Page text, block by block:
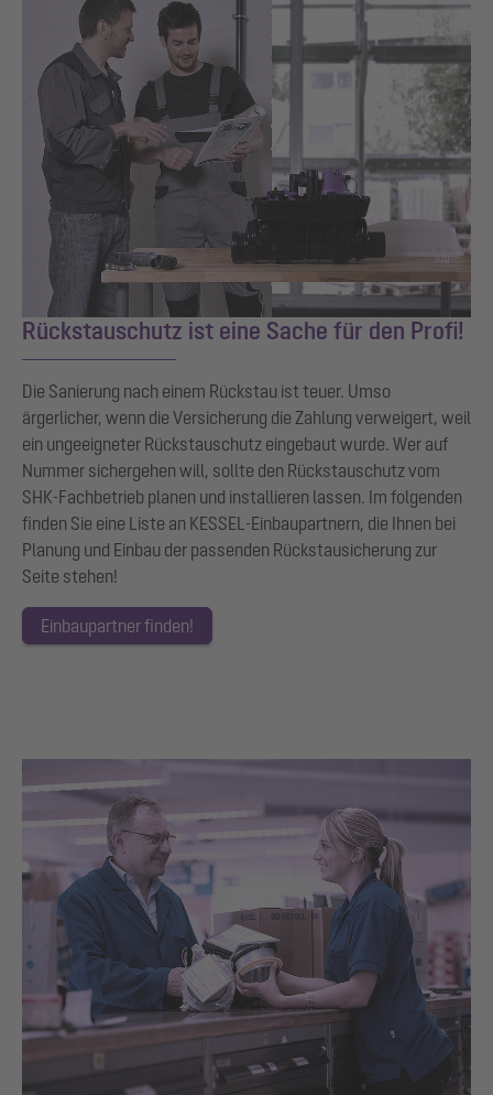
Rückstauschutz ist eine Sache für den Profi!
Die Sanierung nach einem Rückstau ist teuer. Umso
ärgerlicher, wenn die Versicherung die Zahlung verweigert, weil
ein ungeeigneter Rückstauschutz eingebaut wurde. Wer auf
Nummer sichergehen will, sollte den Rückstauschutz vom
SHK-Fachbetrieb planen und installieren lassen. Im folgenden
finden Sie eine Liste an KESSEL-Einbaupartnern, die Ihnen bei
Planung und Einbau der passenden Rückstausicherung zur
Seite stehen!
Einbaupartner finden!